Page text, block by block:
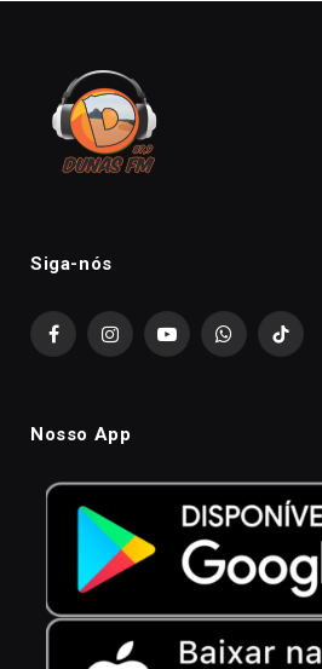
Siga-nós
FacebookInstagramYouTubeWhatsAppTikTok
Nosso App